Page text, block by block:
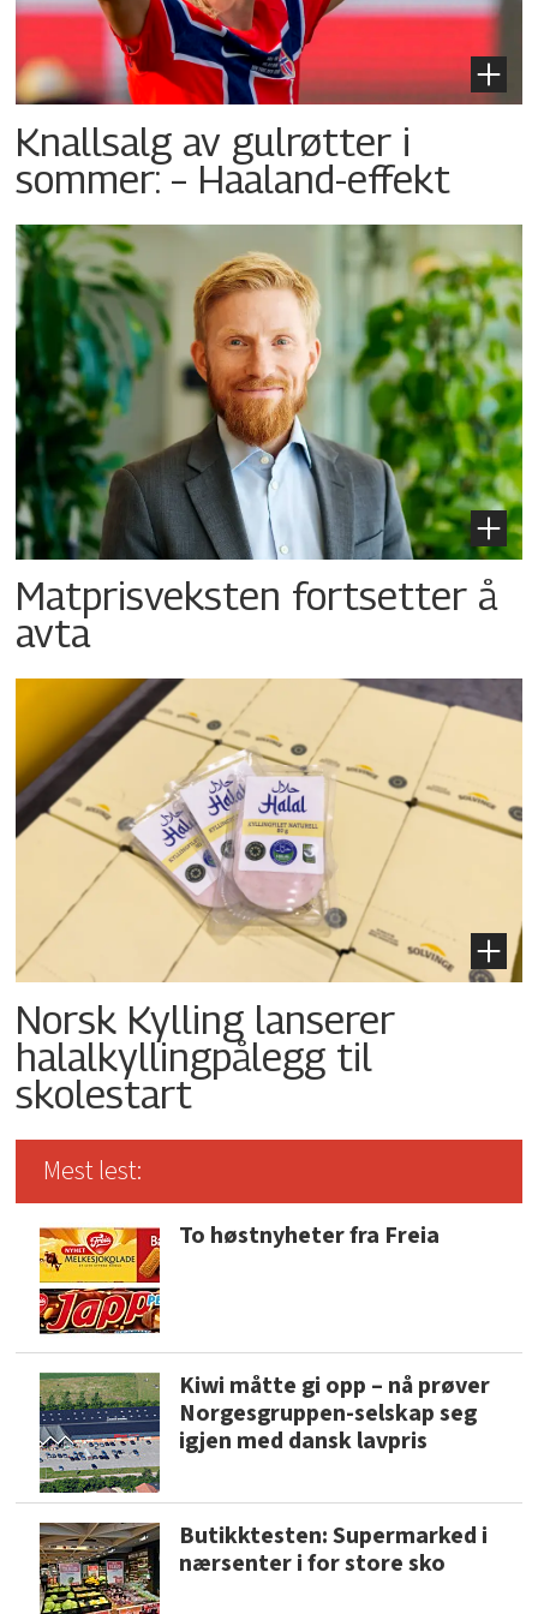
Knallsalg av gulrøtter i
sommer: – Haaland-effekt
Matprisveksten fortsetter å
avta
Norsk Kylling lanserer
halalkyllingpålegg til
skolestart
Mest lest:
To høstnyheter fra Freia
Kiwi måtte gi opp – nå prøver
Norgesgruppen-selskap seg
igjen med dansk lavpris
Butikktesten: Supermarked i
nærsenter i for store sko